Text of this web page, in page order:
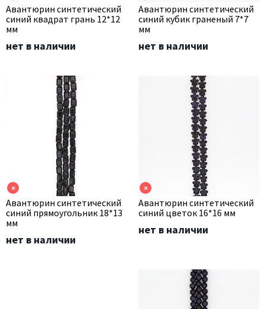
Авантюрин синтетический
синий квадрат грань 12*12
мм
нет в наличии
Авантюрин синтетический
синий кубик граненый 7*7
мм
нет в наличии
×
Авантюрин синтетический
синий прямоугольник 18*13
мм
нет в наличии
×
Авантюрин синтетический
синий цветок 16*16 мм
нет в наличии